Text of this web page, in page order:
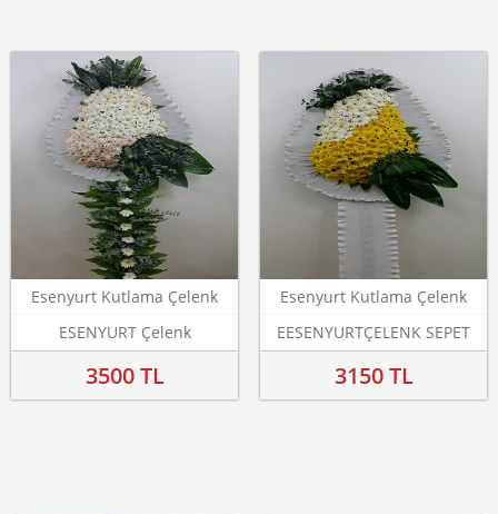
Esenyurt Kutlama Çelenk
ESENYURT Çelenk
3500 TL
Esenyurt Kutlama Çelenk
EESENYURTÇELENK SEPET
3150 TL